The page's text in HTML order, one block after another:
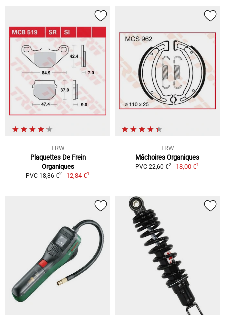
TRW
Plaquettes De Frein
Organiques
PVC 18,86 €2 12,84 €1
TRW
Mâchoires Organiques
PVC 22,60 €2 18,00 €1